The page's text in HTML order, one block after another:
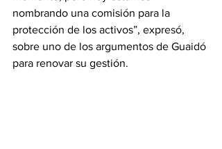
nombrando una comisión para la
protección de los activos”, expresó,
sobre uno de los argumentos de Guaidó
para renovar su gestión.